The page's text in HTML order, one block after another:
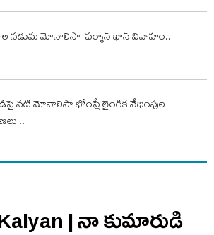
నడుమ మోనాలిసా-ఫర్మాన్ ఖాన్ వివాహం..
నటి మోనాలిసా భోంస్లే లైంగిక వేధింపుల
..
| నా కుమారుడి